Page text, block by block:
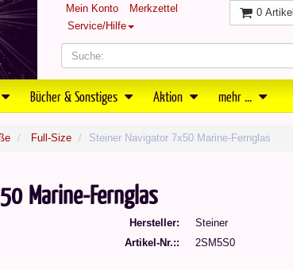
Mein Konto
Merkzettel
Service/Hilfe
0 Artikel
Bücher & Sonstiges Aktion mehr ...
Full-Size Steiner Navigator 7x50 Marine-Fernglas
Marine-Fernglas
Hersteller
Steiner
Artikel-Nr.:
2SM5S0